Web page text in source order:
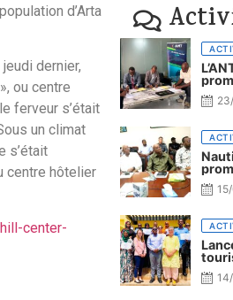
d’Arta
dernier,
ou centre
ferveur s’était
un climat
s’était
centre hôtelier
center-